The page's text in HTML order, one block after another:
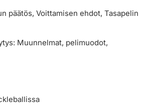
päätös, Voittamisen ehdot, Tasapelin
Muunnelmat, pelimuodot,